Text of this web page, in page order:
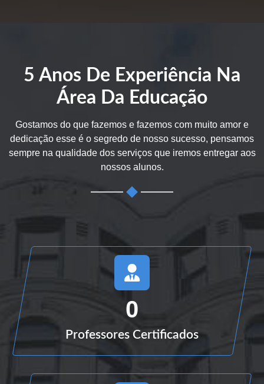
5 Anos De Experiência Na
Área Da Educação
Gostamos do que fazemos e fazemos com muito amor e
dedicação esse é o segredo de nosso sucesso, pensamos
sempre na qualidade dos serviços que iremos entregar aos
nossos alunos.
0
Professores Certificados